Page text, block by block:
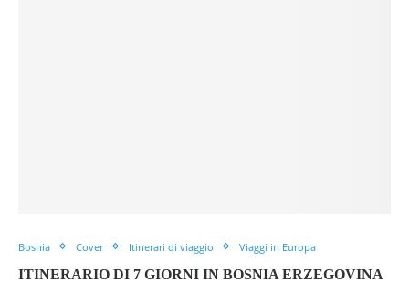
Bosnia Cover Itinerari di viaggio Viaggi in Europa
ITINERARIO DI 7 GIORNI IN BOSNIA ERZEGOVINA